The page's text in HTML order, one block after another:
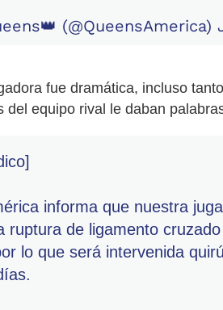
(@QueensAmerica)
fue dramática, incluso
del equipo rival le daban
informa que nuestra
ruptura de ligamento
lo que será intervenida